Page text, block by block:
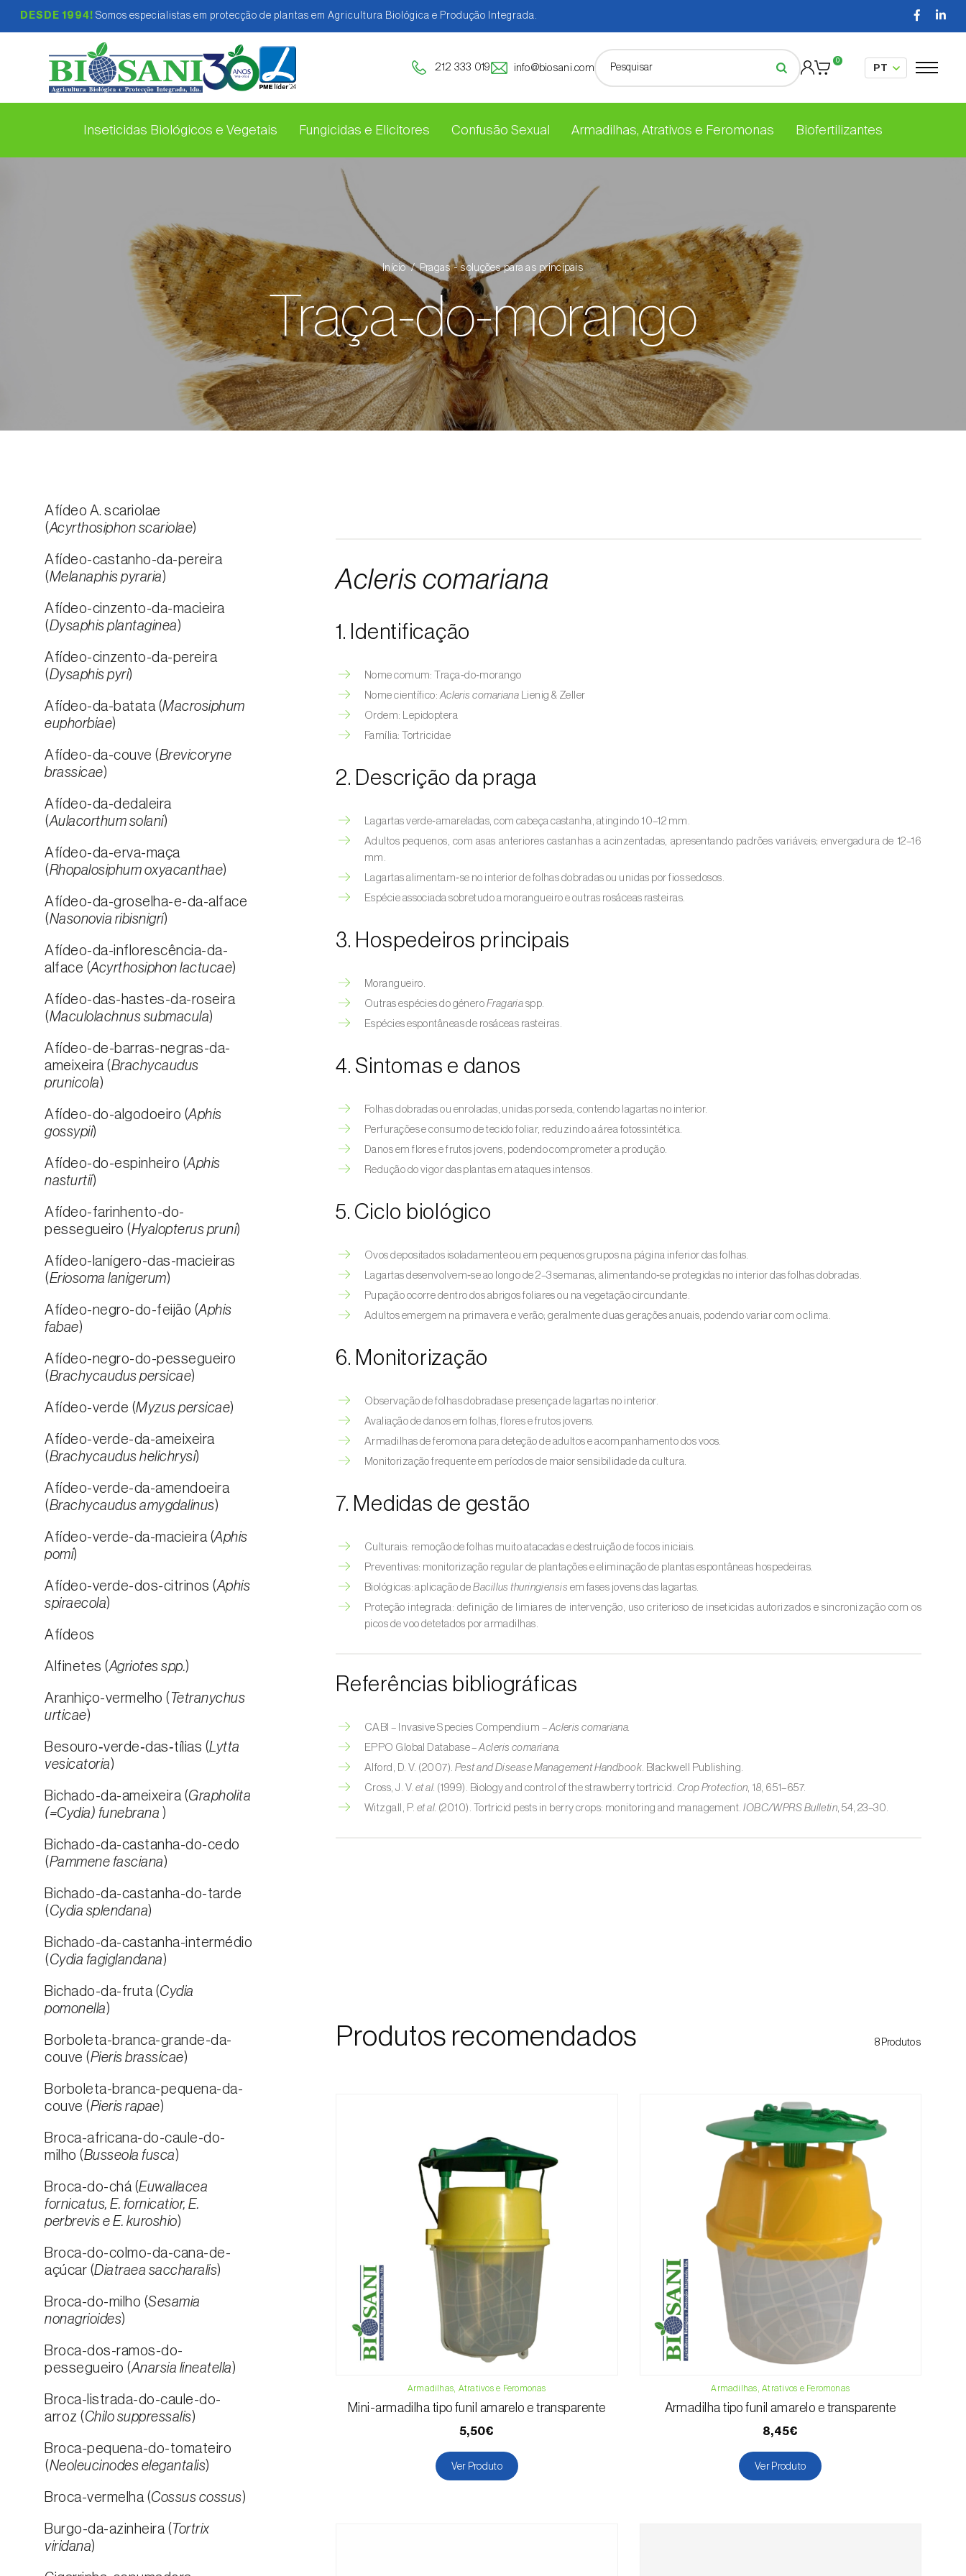
DESDE 1994! Somos especialistas em protecção de plantas em Agricultura Biológica e Produção Integrada.
212 333 019 info@biosani.com
0
Inseticidas Biológicos e Vegetais Fungicidas e Elicitores Confusão Sexual Armadilhas, Atrativos e Feromonas Biofertilizantes
Início Pragas - soluções para as principais
Traça-do-morango
Afídeo A. scariolae
(Acyrthosiphon scariolae)
Afídeo-castanho-da-pereira
(Melanaphis pyraria)
Afídeo-cinzento-da-macieira
(Dysaphis plantaginea)
Afídeo-cinzento-da-pereira
(Dysaphis pyri)
Afídeo-da-batata (Macrosiphum
euphorbiae)
Afídeo-da-couve (Brevicoryne
brassicae)
Afídeo-da-dedaleira
(Aulacorthum solani)
Afídeo-da-erva-maça
(Rhopalosiphum oxyacanthae)
Afídeo-da-groselha-e-da-alface
(Nasonovia ribisnigri)
Afídeo-da-inflorescência-da-
alface (Acyrthosiphon lactucae)
Afídeo-das-hastes-da-roseira
(Maculolachnus submacula)
Afídeo-de-barras-negras-da-
ameixeira (Brachycaudus
prunicola)
Afídeo-do-algodoeiro (Aphis
gossypii)
Afídeo-do-espinheiro (Aphis
nasturtii)
Afídeo-farinhento-do-
pessegueiro (Hyalopterus pruni)
Afídeo-lanígero-das-macieiras
(Eriosoma lanigerum)
Afídeo-negro-do-feijão (Aphis
fabae)
Afídeo-negro-do-pessegueiro
(Brachycaudus persicae)
Afídeo-verde (Myzus persicae)
Afídeo-verde-da-ameixeira
(Brachycaudus helichrysi)
Afídeo-verde-da-amendoeira
(Brachycaudus amygdalinus)
Afídeo-verde-da-macieira (Aphis
pomi)
Afídeo-verde-dos-citrinos (Aphis
spiraecola)
Afídeos
Alfinetes (Agriotes spp.)
Aranhiço-vermelho ( Tetranychus
urticae)
Besouro‑verde‑das‑tílias (Lytta
vesicatoria)
Bichado-da-ameixeira (Grapholita
(=Cydia) funebrana )
Bichado-da-castanha-do-cedo
(Pammene fasciana)
Bichado-da-castanha-do-tarde
(Cydia splendana)
Bichado-da-castanha-intermédio
(Cydia fagiglandana)
Bichado-da-fruta (Cydia
pomonella)
Borboleta-branca-grande-da-
couve (Pieris brassicae)
Borboleta-branca-pequena-da-
couve (Pieris rapae)
Broca-africana-do-caule-do-
milho (Busseola fusca)
Broca-do-chá (Euwallacea
fornicatus, E. fornicatior, E.
perbrevis e E. kuroshio)
Broca-do-colmo-da-cana-de-
açúcar (Diatraea saccharalis)
Broca-do-milho (Sesamia
nonagrioides)
Broca-dos-ramos-do-
pessegueiro (Anarsia lineatella)
Broca-listrada-do-caule-do-
arroz (Chilo suppressalis)
Broca-pequena-do-tomateiro
(Neoleucinodes elegantalis)
Broca-vermelha (Cossus cossus)
Burgo-da-azinheira ( Tortrix
viridana)
Acleris comariana
1. Identificação
Nome comum: Traça‑do‑morango
Nome científico:Acleris comariana Lienig & Zeller
Ordem: Lepidoptera
Família: Tortricidae
2. Descrição da praga
Lagartas verde‑amareladas, com cabeça castanha, atingindo 10–12 mm.
Adultos pequenos, com asas anteriores castanhas a acinzentadas, apresentando padrões variáveis; envergadura de 12–16
mm.
Lagartas alimentam‑se no interior de folhas dobradas ou unidas por fios sedosos.
Espécie associada sobretudo a morangueiro e outras rosáceas rasteiras.
3. Hospedeiros principais
Morangueiro.
Outras espécies do género Fragaria spp.
Espécies espontâneas de rosáceas rasteiras.
4. Sintomas e danos
Folhas dobradas ou enroladas, unidas por seda, contendo lagartas no interior.
Perfurações e consumo de tecido foliar, reduzindo a área fotossintética.
Danos em flores e frutos jovens, podendo comprometer a produção.
Redução do vigor das plantas em ataques intensos.
5. Ciclo biológico
Ovos depositados isoladamente ou em pequenos grupos na página inferior das folhas.
Lagartas desenvolvem‑se ao longo de 2–3 semanas, alimentando‑se protegidas no interior das folhas dobradas.
Pupação ocorre dentro dos abrigos foliares ou na vegetação circundante.
Adultos emergem na primavera e verão; geralmente duas gerações anuais, podendo variar com o clima.
6. Monitorização
Observação de folhas dobradas e presença de lagartas no interior.
Avaliação de danos em folhas, flores e frutos jovens.
Armadilhas de feromona para deteção de adultos e acompanhamento dos voos.
Monitorização frequente em períodos de maior sensibilidade da cultura.
7. Medidas de gestão
Culturais: remoção de folhas muito atacadas e destruição de focos iniciais.
Preventivas: monitorização regular de plantações e eliminação de plantas espontâneas hospedeiras.
Biológicas: aplicação deBacillus thuringiensis em fases jovens das lagartas.
Proteção integrada: definição de limiares de intervenção, uso criterioso de inseticidas autorizados e sincronização com os
picos de voo detetados por armadilhas.
Referências bibliográficas
CABI – Invasive Species Compendium – Acleris comariana.
EPPO Global Database –Acleris comariana.
Alford, D. V. (2007). Pest and Disease Management Handbook . Blackwell Publishing.
Cross, J. V. et al. (1999). Biology and control of the strawberry tortricid. Crop Protection , 18, 651–657.
Witzgall, P. et al. (2010). Tortricid pests in berry crops: monitoring and management.IOBC/WPRS Bulletin , 54, 23–30.
Produtos recomendados 8Produtos
Armadilhas, Atrativos e Feromonas
Mini-armadilha tipo funil amarelo e transparente
5,50€
Ver Produto
Armadilhas, Atrativos e Feromonas
Armadilha tipo funil amarelo e transparente
8,45€
Ver Produto